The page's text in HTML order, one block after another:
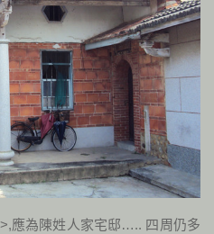
>,應為陳姓人家宅邸….. 四周仍多